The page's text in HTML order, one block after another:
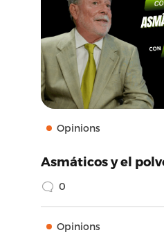
Opinions
Asmáticos y el
0
Opinions